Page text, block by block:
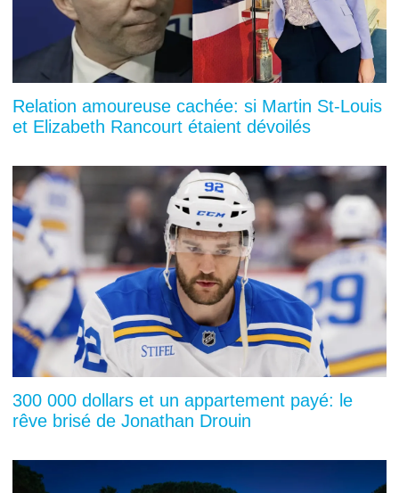
Relation amoureuse cachée: si Martin St-Louis
et Elizabeth Rancourt étaient dévoilés
300 000 dollars et un appartement payé: le
rêve brisé de Jonathan Drouin